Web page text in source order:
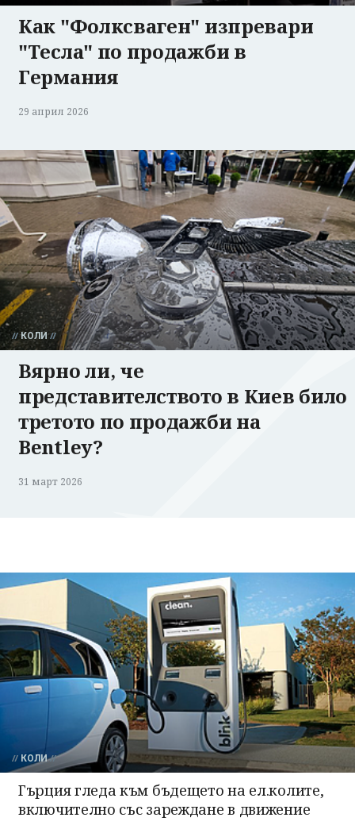
Как "Фолксваген" изпревари
"Тесла" по продажби в
Германия
29 април 2026
КОЛИ
Вярно ли, че
представителството в Киев било
третото по продажби на
Bentley?
31 март 2026
КОЛИ
Гърция гледа към бъдещето на ел.колите,
включително със зареждане в движение